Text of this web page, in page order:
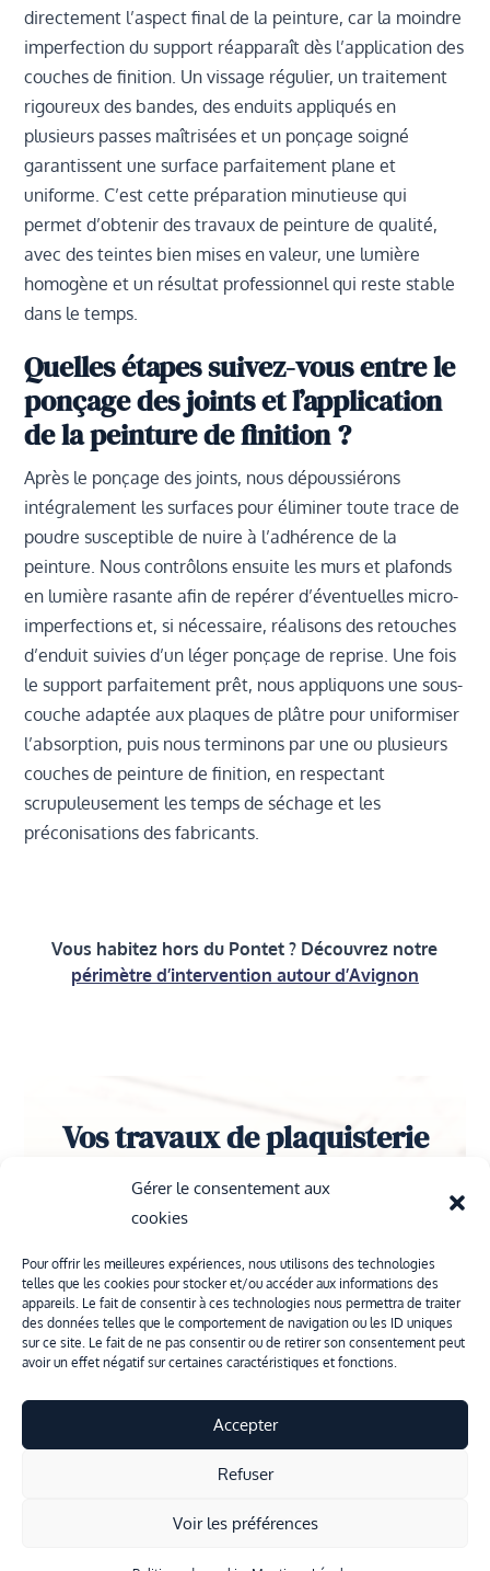
Gérer le consentement aux
cookies
Pour offrir les meilleures expériences, nous utilisons des technologies
telles que les cookies pour stocker et/ou accéder aux informations des
appareils. Le fait de consentir à ces technologies nous permettra de traiter
des données telles que le comportement de navigation ou les ID uniques
sur ce site. Le fait de ne pas consentir ou de retirer son consentement peut
avoir un effet négatif sur certaines caractéristiques et fonctions.
Accepter
Refuser
Voir les préférences
directement l’aspect final de la peinture, car la moindre
imperfection du support réapparaît dès l’application des
couches de finition. Un vissage régulier, un traitement
rigoureux des bandes, des enduits appliqués en
plusieurs passes maîtrisées et un ponçage soigné
garantissent une surface parfaitement plane et
uniforme. C’est cette préparation minutieuse qui
permet d’obtenir des travaux de peinture de qualité,
avec des teintes bien mises en valeur, une lumière
homogène et un résultat professionnel qui reste stable
dans le temps.
Quelles étapes suivez-vous entre le
ponçage des joints et l’application
de la peinture de finition ?
Après le ponçage des joints, nous dépoussiérons
intégralement les surfaces pour éliminer toute trace de
poudre susceptible de nuire à l’adhérence de la
peinture. Nous contrôlons ensuite les murs et plafonds
en lumière rasante afin de repérer d’éventuelles micro-
imperfections et, si nécessaire, réalisons des retouches
d’enduit suivies d’un léger ponçage de reprise. Une fois
le support parfaitement prêt, nous appliquons une sous-
couche adaptée aux plaques de plâtre pour uniformiser
l’absorption, puis nous terminons par une ou plusieurs
couches de peinture de finition, en respectant
scrupuleusement les temps de séchage et les
préconisations des fabricants.
Vous habitez hors du Pontet ? Découvrez notre
périmètre d’intervention autour d’Avignon
Vos travaux de plaquisterie
sont entre de bonnes mains !
À la recherche d’un artisan plaquiste sérieux
vous répondons rapidement avec une étude
claire et personnalisée.
Création & Référencement : Olicom|Mentions légales